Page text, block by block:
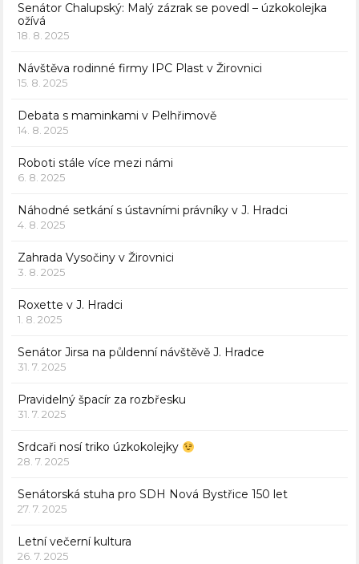
Senátor Chalupský: Malý zázrak se povedl – úzkokolejka
ožívá
18. 8. 2025
Návštěva rodinné firmy IPC Plast v Žirovnici
15. 8. 2025
Debata s maminkami v Pelhřimově
14. 8. 2025
Roboti stále více mezi námi
6. 8. 2025
Náhodné setkání s ústavními právníky v J. Hradci
4. 8. 2025
Zahrada Vysočiny v Žirovnici
3. 8. 2025
Roxette v J. Hradci
1. 8. 2025
Senátor Jirsa na půldenní návštěvě J. Hradce
31. 7. 2025
Pravidelný špacír za rozbřesku
31. 7. 2025
Srdcaři nosí triko úzkokolejky
28. 7. 2025
Senátorská stuha pro SDH Nová Bystřice 150 let
27. 7. 2025
Letní večerní kultura
26. 7. 2025